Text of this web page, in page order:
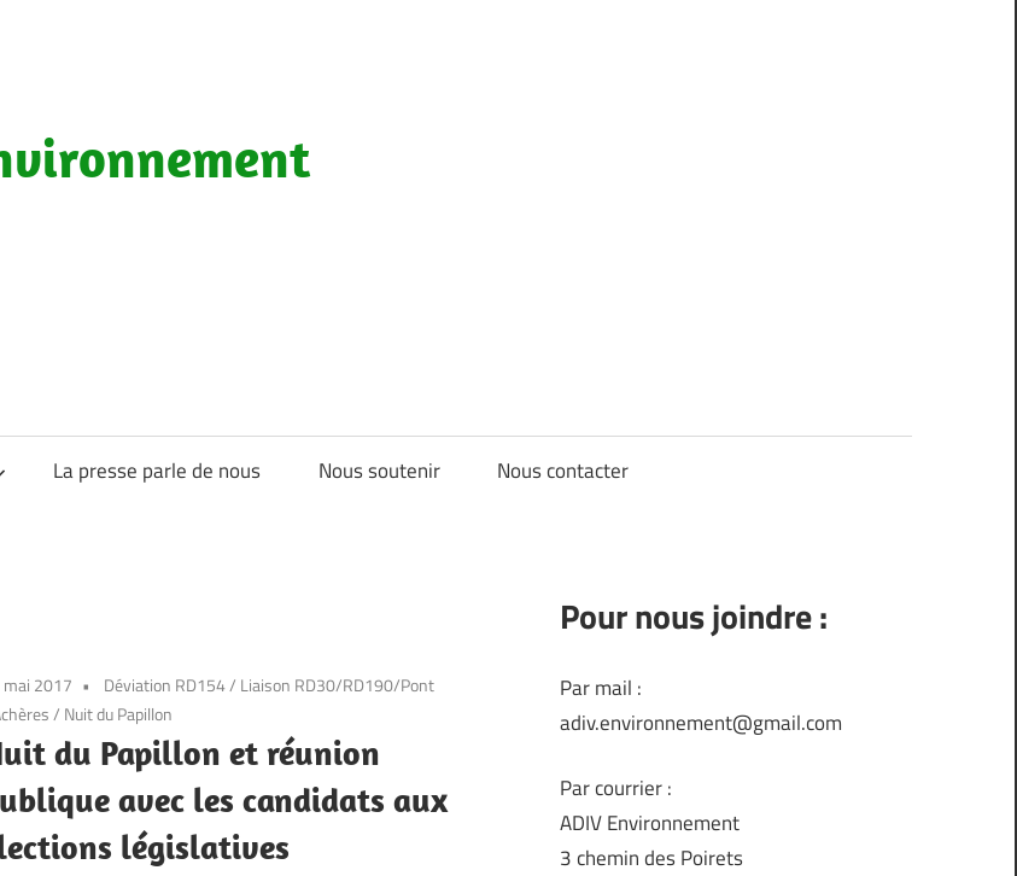
La presse parle de nous Nous soutenir Nous contacter
mai 2017 Déviation RD154/ Liaison RD30/RD190/Pont
/ Nuit du Papillon
du Papillon et réunion
avec les candidats aux
législatives
Pour nous joindre :
Par mail :
adiv.environnement@gmail.com
Par courrier :
ADIV Environnement
3 chemin des Poirets